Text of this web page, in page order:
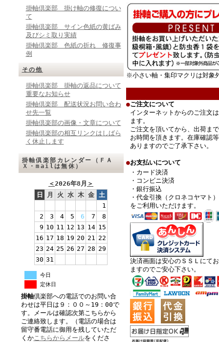
掛軸倶楽部 掛け軸の修復につい
て
掛軸倶楽部 サイン色紙の黄ばみ
及びシミ取り実績
掛軸倶楽部 色紙の折れ 修復事
例
その他
掛軸倶楽部 掛軸の返品について
重要なお知らせ
掛軸倶楽部 配送状況お問い合わ
せ先一覧
掛軸倶楽部の画像・文章について
掛軸倶楽部の相互リンクはしばら
く休止します
掛軸倶楽部カレンダー（ＦＡ
Ｘ・mailは無休）
＜2026年8月 ＞
日
月 火 水 木 金 土
1
2
3 4 5 6 7
8
9 10 11 12 13 14 15
16 17 18 19 20 21 22
23 24 25 26 27 28 29
30 31
今日
定休日
掛軸倶楽部への電話でのお問い合
わせは平日は９：００～19：00で
す。メールは確認次第こちらから
ご連絡致します。（電話の場合は
留守番電話に御用を残していただ
くかこちらからメールをくださ
※小さい軸・集印マクリは対象
●ご注文について
インターネットからのご注文
ます。
ご注文を頂いてから、出荷ま
お時間を頂きます。在庫確認
ありますのでご了承下さい。
●お支払いについて
・カード決済
・コンビニ決済
・銀行振込
・代金引換（クロネコヤマト）
をご利用いただけます。
決済画面は安心のＳＳＬにて
ますのでご安心下さい。